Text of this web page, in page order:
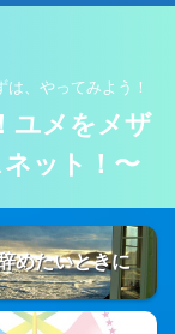
、やってみよう！
ユメをメザ
ット！〜
めたいときに